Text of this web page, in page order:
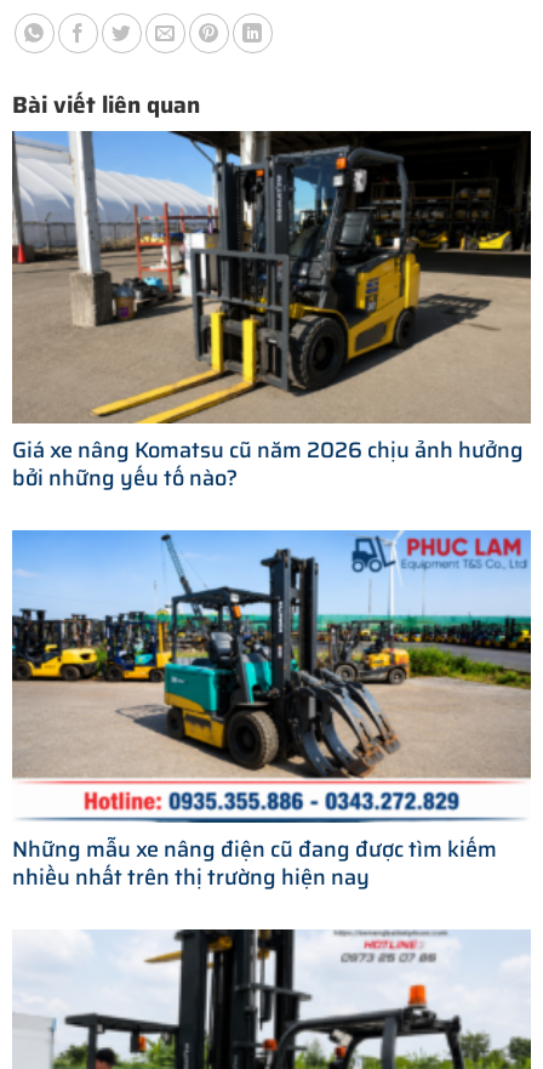
Bài viết liên quan
Giá xe nâng Komatsu cũ năm 2026 chịu ảnh hưởng
bởi những yếu tố nào?
Những mẫu xe nâng điện cũ đang được tìm kiếm
nhiều nhất trên thị trường hiện nay